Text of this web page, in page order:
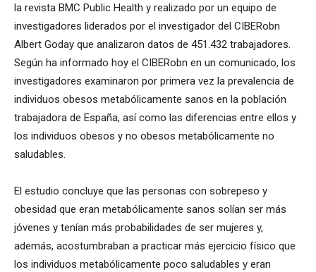
la revista BMC Public Health y realizado por un equipo de
investigadores liderados por el investigador del CIBERobn
Albert Goday que analizaron datos de 451.432 trabajadores.
Según ha informado hoy el CIBERobn en un comunicado, los
investigadores examinaron por primera vez la prevalencia de
individuos obesos metabólicamente sanos en la población
trabajadora de España, así como las diferencias entre ellos y
los individuos obesos y no obesos metabólicamente no
saludables.
El estudio concluye que las personas con sobrepeso y
obesidad que eran metabólicamente sanos solían ser más
jóvenes y tenían más probabilidades de ser mujeres y,
además, acostumbraban a practicar más ejercicio físico que
los individuos metabólicamente poco saludables y eran